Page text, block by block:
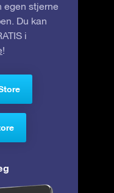
egen stjerne
Du kan
i
!